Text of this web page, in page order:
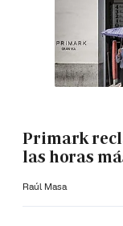
Primark
las horas
Raúl Masa